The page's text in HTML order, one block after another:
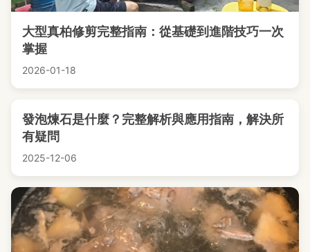
大型真柏修剪完整指南：從基礎到進階技巧一次
掌握
2026-01-18
發泡煉石是什麼？完整解析與應用指南，解決所
有疑問
2025-12-06